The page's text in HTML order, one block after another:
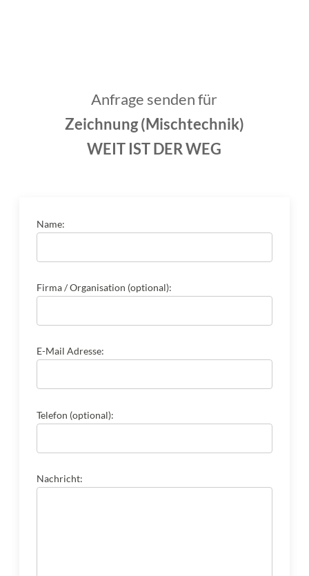
Anfrage senden für
Zeichnung (Mischtechnik)
WEIT IST DER WEG
Name:
Firma / Organisation (optional):
E-Mail Adresse:
Telefon (optional):
Nachricht: